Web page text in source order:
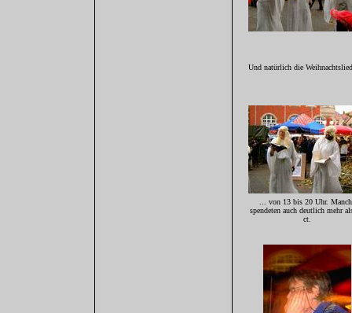
Und natürlich die
... von 13 bis 20 Uhr.
spendeten auch deutlich mehr
ct.